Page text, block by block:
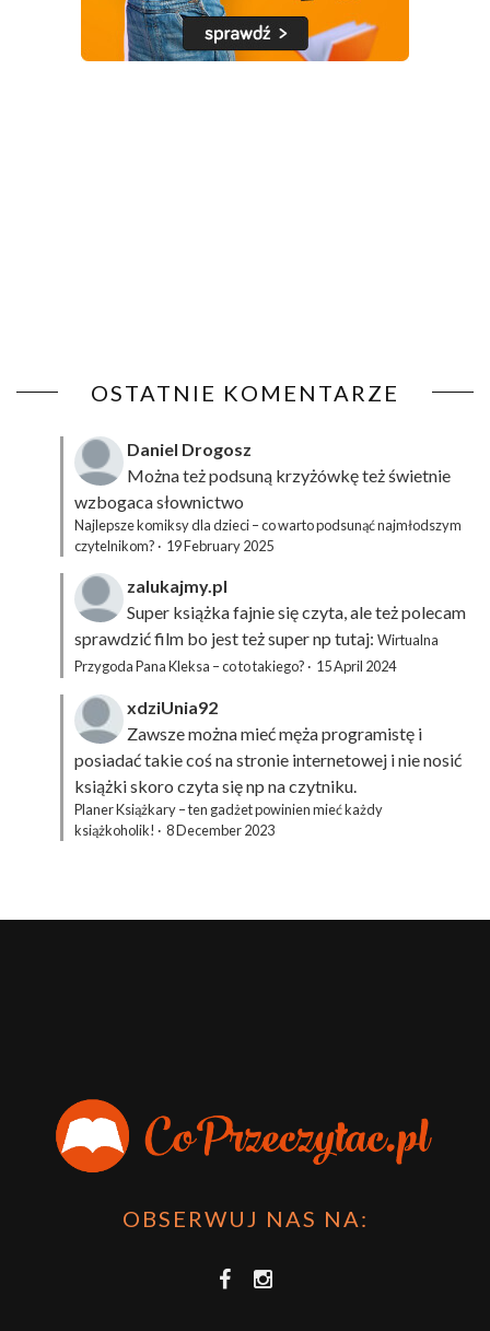
OSTATNIE KOMENTARZE
Daniel Drogosz
Można też podsuną krzyżówkęteż świetnie
wzbogaca słownictwo
Najlepsze komiksy dla dzieci – co warto podsunąć najmłodszym
czytelnikom? · 19 February 2025
zalukajmy.pl
Super książka fajnie się czyta, ale też polecam
sprawdzić film bo jest też super np tutaj: Wirtualna
Przygoda Pana Kleksa – co to takiego? · 15 April 2024
xdziUnia92
Zawsze można mieć męża programistę i
posiadać takie coś na stronie internetowej i nie nosić
książki skoro czyta się np na czytniku.
Planer Książkary – ten gadżet powinien mieć każdy
książkoholik! · 8 December 2023
OBSERWUJ NAS NA: